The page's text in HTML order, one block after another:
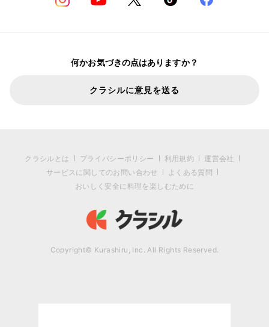
何かお気づきの点はありますか？
クラシルに意見を送る
クラシルとは プライバシーポリシー 利用規約
運営会社
サービスに関してのお問い合わせ
よくある質問
おいしく安全に料理を楽しむために
Copyright© Kurashiru, Inc. All Rights Reserved.